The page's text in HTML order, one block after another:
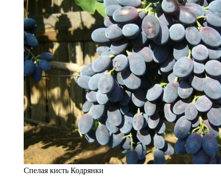
Спелая кисть Кодрянки